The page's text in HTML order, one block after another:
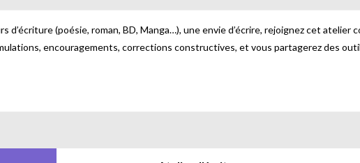
d’écriture (poésie, roman, BD, Manga…), une envie d’écrire, rejoignez cet
encouragements, corrections constructives, et vous partagerez des